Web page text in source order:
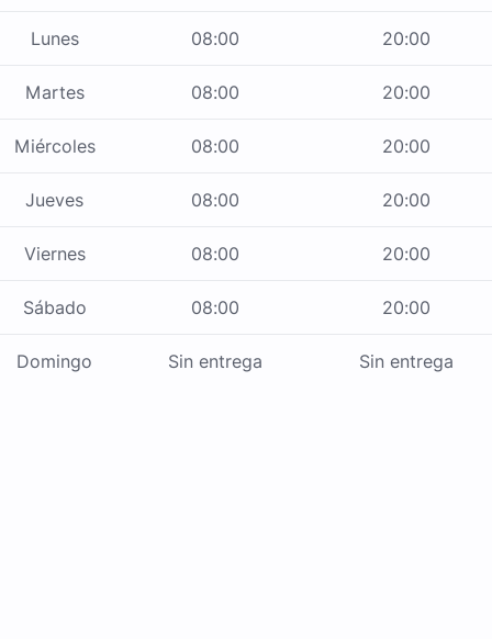
Lunes 08:00 20:00
Martes 08:00 20:00
Miércoles 08:00 20:00
Jueves 08:00 20:00
Viernes 08:00 20:00
Sábado 08:00 20:00
Domingo Sin entrega Sin entrega